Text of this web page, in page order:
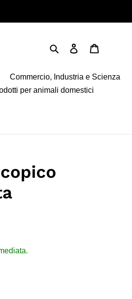
Cerca Accedi
Commercio, Industria e Scienza
per animali domestici